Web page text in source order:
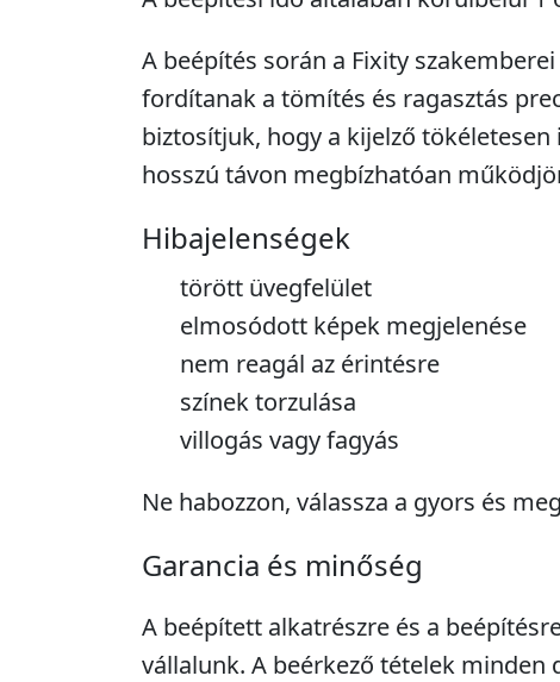
A beépítés során a Fixity
fordítanak a tömítés és ragasztás
biztosítjuk, hogy a kijelző tökéletesen
hosszú távon megbízhatóan
Hibajelenségek
törött üvegfelület
elmosódott képek megjelenése
nem reagál az érintésre
színek torzulása
villogás vagy fagyás
Ne habozzon, válassza a gyors és
Garancia és minőség
A beépített alkatrészre és a
vállalunk. A beérkező tételek minden